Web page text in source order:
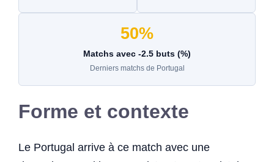
50%
Matchs avec -2.5 buts (%)
Derniers matchs de Portugal
Forme et contexte
Le Portugal arrive à ce match avec une